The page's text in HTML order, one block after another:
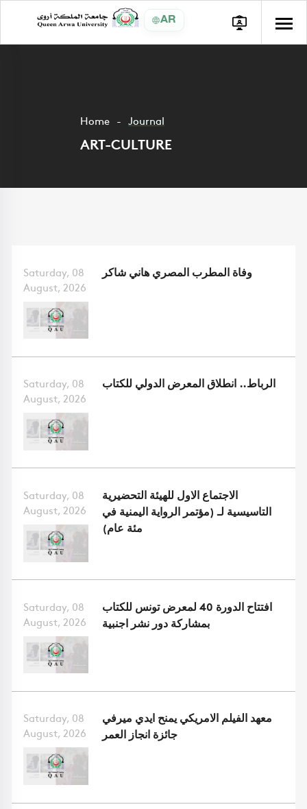
AR
Home Journal
ART-CULTURE
Saturday, 08
August, 2026
وفاة المطرب المصري هاني شاكر
Saturday, 08
August, 2026
الرباط.. انطلاق المعرض الدولي للكتاب
Saturday, 08
August, 2026
الاجتماع الاول للهيئة التحضيرية
التاسيسية لـ (مؤتمر الرواية اليمنية في
مئة عام)
Saturday, 08
August, 2026
افتتاح الدورة 40 لمعرض تونس للكتاب
بمشاركة دور نشر اجنبية
Saturday, 08
August, 2026
معهد الفيلم الامريكي يمنح ايدي ميرفي
جائزة انجاز العمر